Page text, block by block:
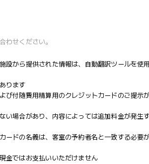
わせください。
設から提供された情報は、自動翻訳ツールを使
ります
び付随費用精算用のクレジットカードのご提示
い場合があり、内容によっては追加料金が発生
ードの名義は、客室の予約者名と一致する必要
金ではお支払いいただけません